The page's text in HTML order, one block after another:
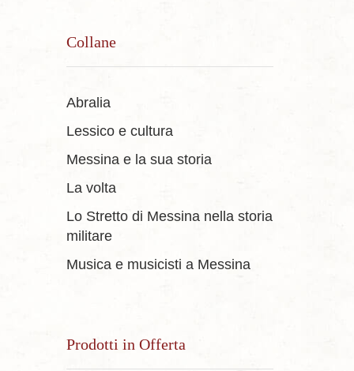
Collane
Abralia
Lessico e cultura
Messina e la sua storia
La volta
Lo Stretto di Messina nella storia
militare
Musica e musicisti a Messina
Prodotti in Offerta